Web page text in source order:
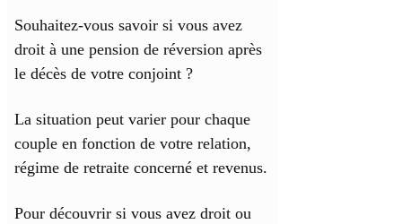
Souhaitez-vous savoir si vous avez
droit à une pension de réversion après
le décès de votre conjoint ?
La situation peut varier pour chaque
couple en fonction de votre relation,
régime de retraite concerné et revenus.
Pour découvrir si vous avez droit ou